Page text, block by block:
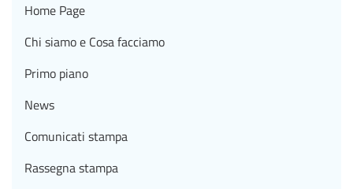
Home Page
Chi siamo e Cosa facciamo
Primo piano
News
Comunicati stampa
Rassegna stampa